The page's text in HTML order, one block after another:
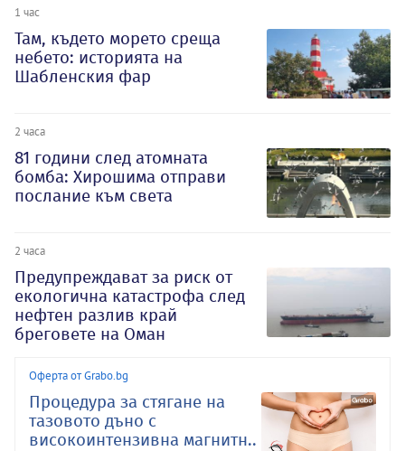
1 час
Там, където морето среща
небето: историята на
Шабленския фар
2 часа
81 години след атомната
бомба: Хирошима отправи
послание към света
2 часа
Предупреждават за риск от
екологична катастрофа след
нефтен разлив край
бреговете на Оман
Оферта от Grabo.bg
Процедура за стягане на
тазовото дъно с
високоинтензивна магнитн..